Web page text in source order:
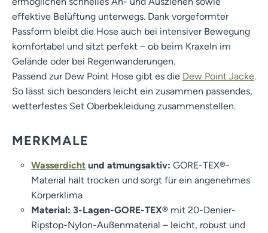
effektive Belüftung unterwegs. Dank vorgeformter
Passform bleibt die Hose auch bei intensiver Bewegung
komfortabel und sitzt perfekt – ob beim Kraxeln im
Gelände oder bei Regenwanderungen.
Passend zur Dew Point Hose gibt es die Dew Point Jacke.
So lässt sich besonders leicht ein zusammen passendes,
wetterfestes Set Oberbekleidung zusammenstellen.
MERKMALE
Wasserdicht und atmungsaktiv: GORE-TEX®-
Material hält trocken und sorgt für ein angenehmes
Körperklima
Material: 3-Lagen-GORE-TEX® mit 20-Denier-
Ripstop-Nylon-Außenmaterial – leicht, robust und